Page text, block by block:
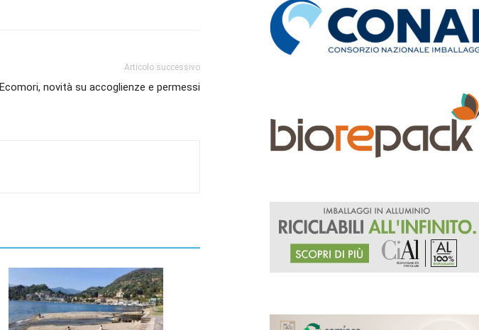
Articolo successivo
Ecomori, novità su accoglienze e permessi